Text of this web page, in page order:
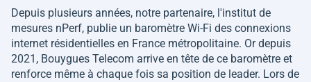
Depuis plusieurs années, notre partenaire, l'institut de
mesures nPerf, publie un baromètre Wi-Fi des connexions
internet résidentielles en France métropolitaine. Or depuis
2021, Bouygues Telecom arrive en tête de ce baromètre et
renforce même à chaque fois sa position de leader. Lors de